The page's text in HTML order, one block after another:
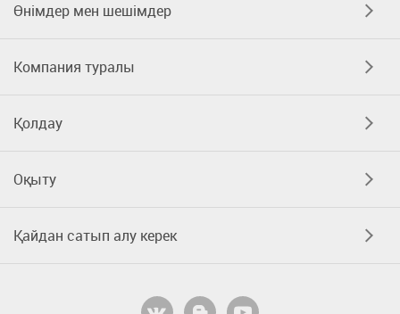
Өнімдер мен шешімдер
Компания туралы
Қолдау
Оқыту
Қайдан сатып алу керек